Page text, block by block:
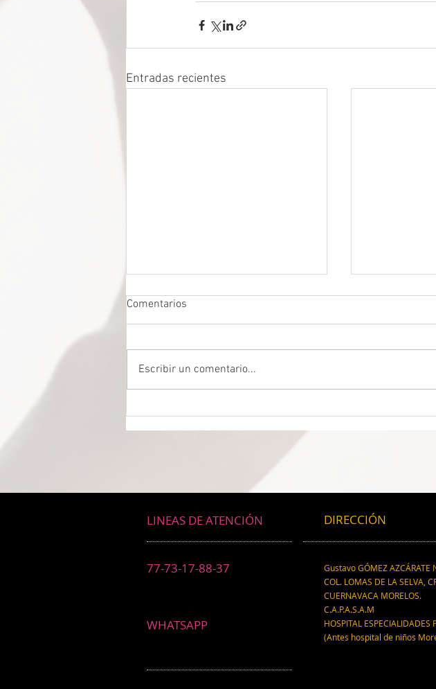
Entradas recientes
ahora drogadictos digitales que
ser el
cerebral,
Comentarios
Escribir un comentario...
LINEAS DE ATENCIÓN
77-73-17-88-37
WHATSAPP
DIRECCIÓN
Gustavo GÓMEZ AZCÁRATE
COL. LOMAS DE LA SELVA,
CUERNAVACA MORELOS.
C.A.P.A.S.A.M
HOSPITAL ESPECIALIDADES
(Antes hospital de niños